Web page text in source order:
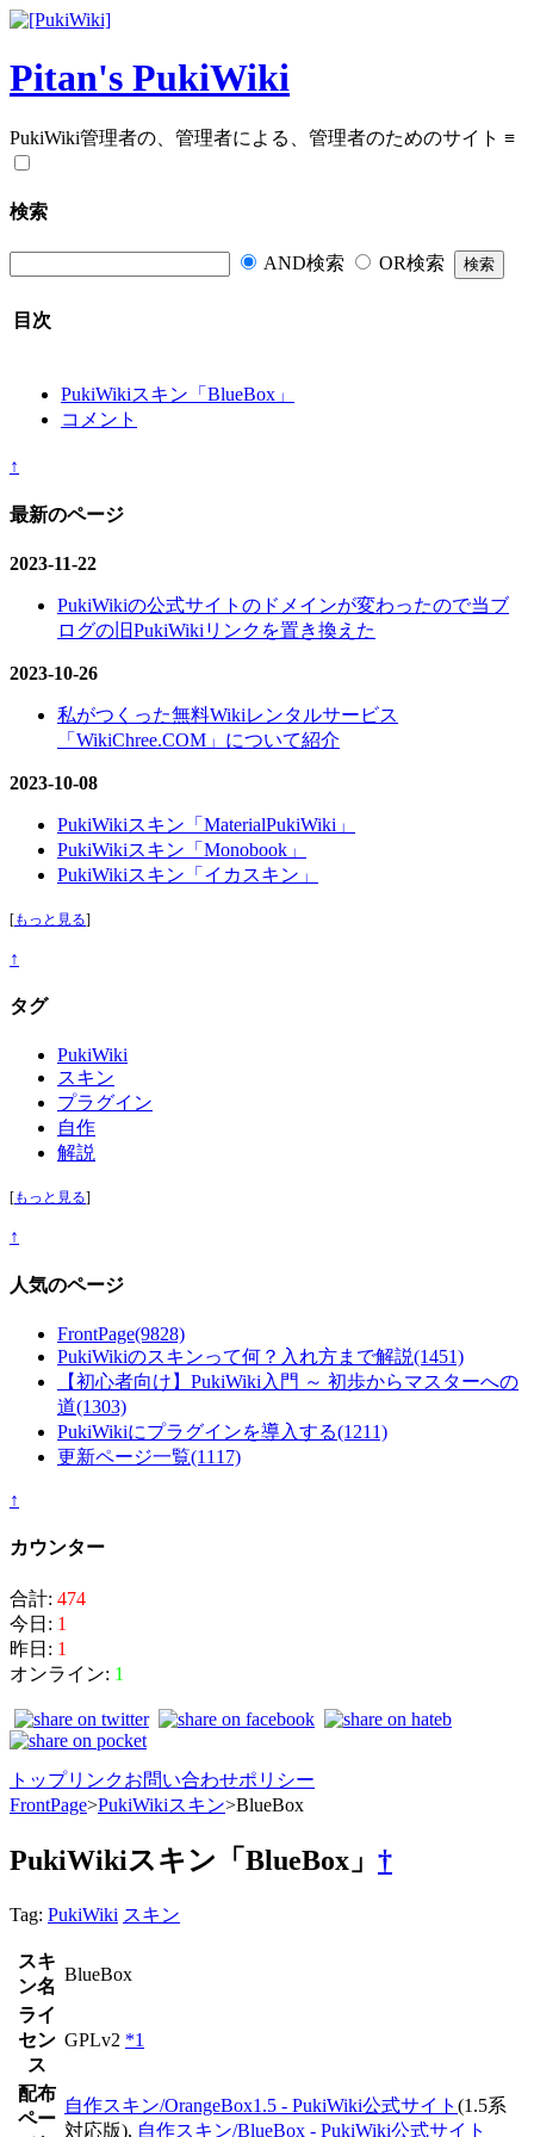
Pitan's PukiWiki
PukiWiki管理者の、管理者による、管理者のためのサイト ≡
検索
AND検索 OR検索
目次
PukiWikiスキン「BlueBox」
コメント
↑
最新のページ
2023-11-22
PukiWikiの公式サイトのドメインが変わったので当ブ
ログの旧PukiWikiリンクを置き換えた
2023-10-26
私がつくった無料Wikiレンタルサービス
「WikiChree.COM」について紹介
2023-10-08
PukiWikiスキン「MaterialPukiWiki」
PukiWikiスキン「Monobook」
PukiWikiスキン「イカスキン」
[もっと見る]
↑
タグ
PukiWiki
スキン
プラグイン
自作
解説
[もっと見る]
↑
人気のページ
FrontPage(9828)
PukiWikiのスキンって何？入れ方まで解説(1451)
【初心者向け】PukiWiki入門 ～ 初歩からマスターへの
道(1303)
PukiWikiにプラグインを導入する(1211)
更新ページ一覧(1117)
↑
カウンター
合計: 474
今日: 1
昨日: 1
オンライン: 1
トップリンクお問い合わせポリシー
FrontPage>PukiWikiスキン>BlueBox
PukiWikiスキン「BlueBox」 †
Tag: PukiWiki スキン
スキ
ン名
BlueBox
ライ
セン
ス
GPLv2 *1
配布
ペー
自作スキン/OrangeBox1.5 - PukiWiki公式サイト (1.5系
対応版), 自作スキン/BlueBox - PukiWiki公式サイト